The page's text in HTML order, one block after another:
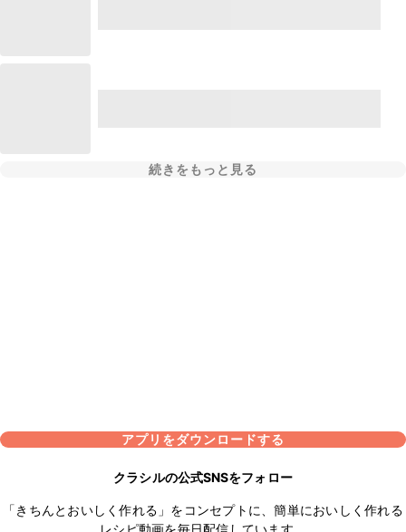
続きをもっと見る
アプリをダウンロードする
クラシルの公式SNSをフォロー
「きちんとおいしく作れる」をコンセプトに、簡単においしく作れる